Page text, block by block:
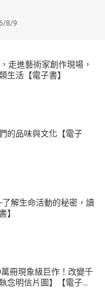
助肢體身心障礙患者
更加緊密。
了類腦智慧的未來發
還對人類生活產生了深
經驗撰寫，介紹了大腦
在實際生活中的應用。
添趣味性，全書內容涵
科學探索的興趣。
8/9
走進藝術家創作現場，
生活【電子書】
的品味與文化【電子
解生命活動的秘密，讀
】
冊現象級巨作！改變千
念明信片圖】【電子